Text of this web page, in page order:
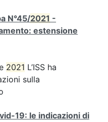
N°45/2021 -
estensione
2021 L’ISS ha
sulla
19: le indicazioni di